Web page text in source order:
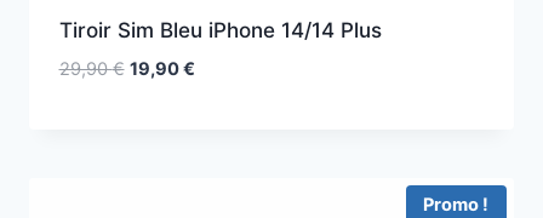
Tiroir Sim Bleu iPhone 14/14 Plus
29,90€ 19,90€
Promo !